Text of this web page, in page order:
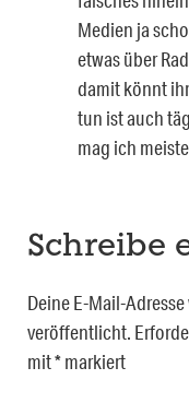
Medien ja
etwas über
damit könnt
tun ist auch
mag ich
Schreibe
Deine E-Mail-
veröffentlicht.
mit*markiert